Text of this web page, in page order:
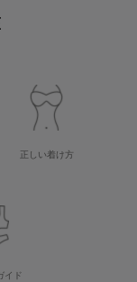
正しい着け方
イド